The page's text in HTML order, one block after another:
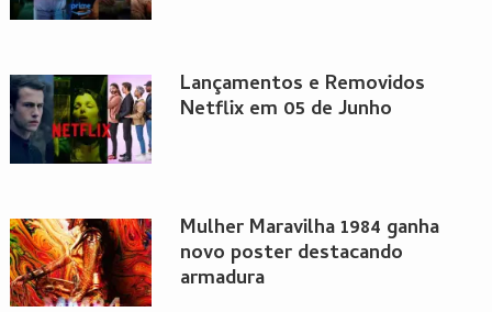
Lançamentos e Removidos
Netflix em 05 de Junho
Mulher Maravilha 1984 ganha
novo poster destacando
armadura